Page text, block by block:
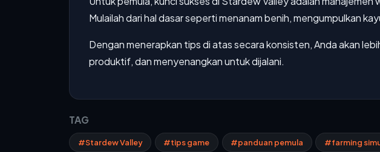
Mulailah dari hal dasar seperti menanam benih, mengumpulkan
Dengan menerapkan tips di atas secara konsisten, Anda akan
produktif, dan menyenangkan untuk dijalani.
TAG
#Stardew Valley #tips game #panduan pemula #farming